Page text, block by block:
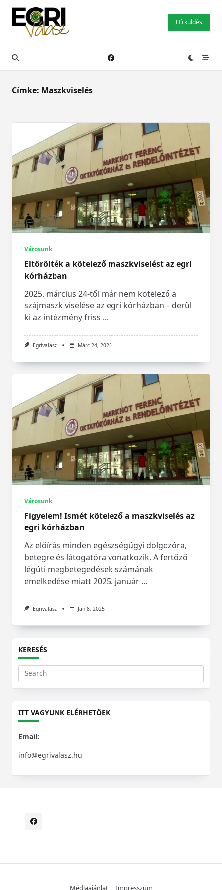
Skip
content
Hírküldés
Címke: Maszkviselés
Városunk
Eltörölték a kötelező maszkviselést az egri
kórházban
2025. március 24-től már nem kötelező a
szájmaszk viselése az egri kórházban – derül
ki az intézmény friss ...
Egrivalasz Márc 24, 2025
Városunk
Figyelem! Ismét kötelező a maszkviselés az
egri kórházban
Az előírás minden egészségügyi dolgozóra,
betegre és látogatóra vonatkozik. A fertőző
légúti megbetegedések számának
emelkedése miatt 2025. január ...
Egrivalasz Jan 8, 2025
KERESÉS
Search
for:
ITT VAGYUNK ELÉRHETŐEK
Email:
info@egrivalasz.hu
Médiaajánlat Impresszum